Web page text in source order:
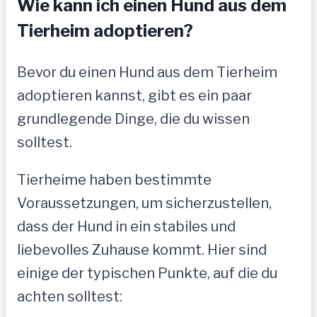
Wie kann ich einen Hund aus dem
Tierheim adoptieren?
Bevor du einen Hund aus dem Tierheim
adoptieren kannst, gibt es ein paar
grundlegende Dinge, die du wissen
solltest.
Tierheime haben bestimmte
Voraussetzungen, um sicherzustellen,
dass der Hund in ein stabiles und
liebevolles Zuhause kommt. Hier sind
einige der typischen Punkte, auf die du
achten solltest: